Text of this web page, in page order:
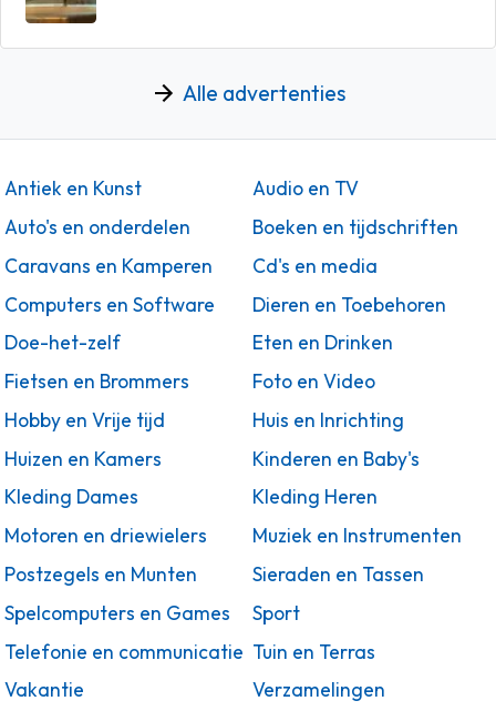
Alle advertenties
Antiek en Kunst
Audio en TV
Auto's en onderdelen
Boeken en tijdschriften
Caravans en Kamperen
Cd's en media
Computers en Software
Dieren en Toebehoren
Doe-het-zelf
Eten en Drinken
Fietsen en Brommers
Foto en Video
Hobby en Vrije tijd
Huis en Inrichting
Huizen en Kamers
Kinderen en Baby's
Kleding Dames
Kleding Heren
Motoren en driewielers
Muziek en Instrumenten
Postzegels en Munten
Sieraden en Tassen
Spelcomputers en Games
Sport
Telefonie en communicatie Tuin en Terras
Vakantie
Verzamelingen